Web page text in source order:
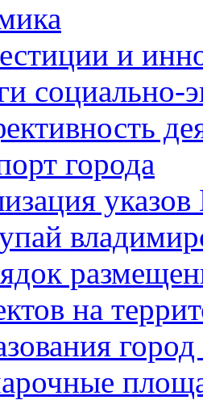
и
социально-
города
на